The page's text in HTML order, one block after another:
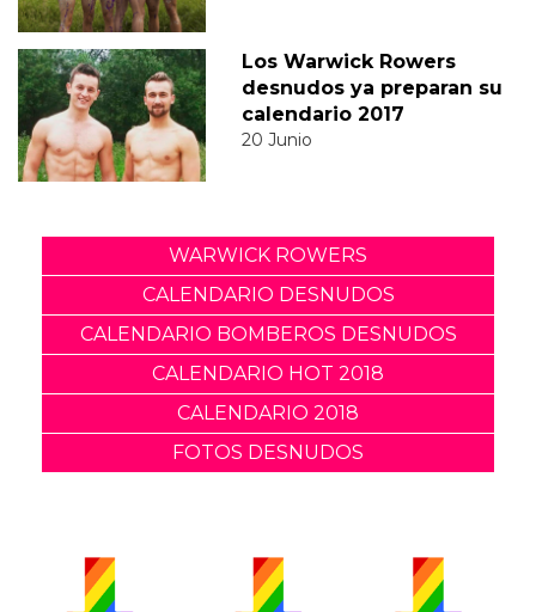
Los Warwick Rowers
desnudos ya preparan su
calendario 2017
20 Junio
WARWICK ROWERS
CALENDARIO DESNUDOS
CALENDARIO BOMBEROS DESNUDOS
CALENDARIO HOT 2018
CALENDARIO 2018
FOTOS DESNUDOS